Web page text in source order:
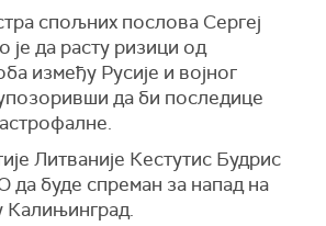
спољних послова Сергеј
је да расту ризици од
између Русије и војног
да би последице
Литваније Кестутис Будрис
да буде спреман за напад на
Калињинград.